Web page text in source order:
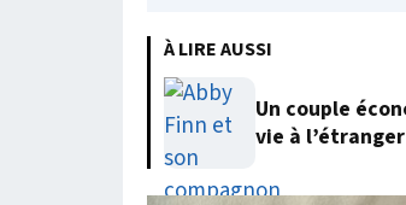
À LIRE AUSSI
Un couple
vie à l’étranger